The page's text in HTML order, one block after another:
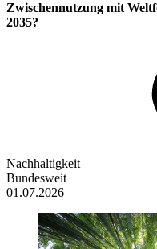
Zwischennutzung mit
2035?
Nachhaltigkeit
Bundesweit
01.07.2026